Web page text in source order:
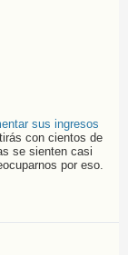
sus ingresos
con cientos de
se sienten casi
por eso.